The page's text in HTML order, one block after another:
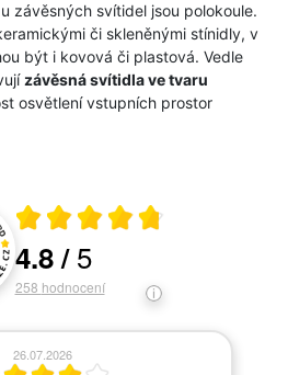
závěsných svítidel jsou polokoule.
či skleněnými stínidly, v
být i kovová či plastová. Vedle
závěsná svítidla ve tvaru
osvětlení vstupních prostor
Hodnocení a recenze zákazníků
Průměrné hodnocení 4.8 z 5
4.8/5
258 hodnocení
06.07.2026